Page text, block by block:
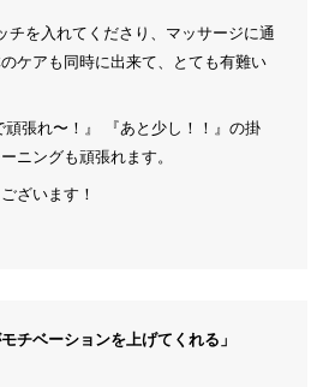
チを入れてくださり、マッサージに通
ケアも同時に出来て、とても有難い
頑張れ〜！』 『あと少し！！』の掛
ニングも頑張れます。
ざいます！
チベーションを上げてくれる」